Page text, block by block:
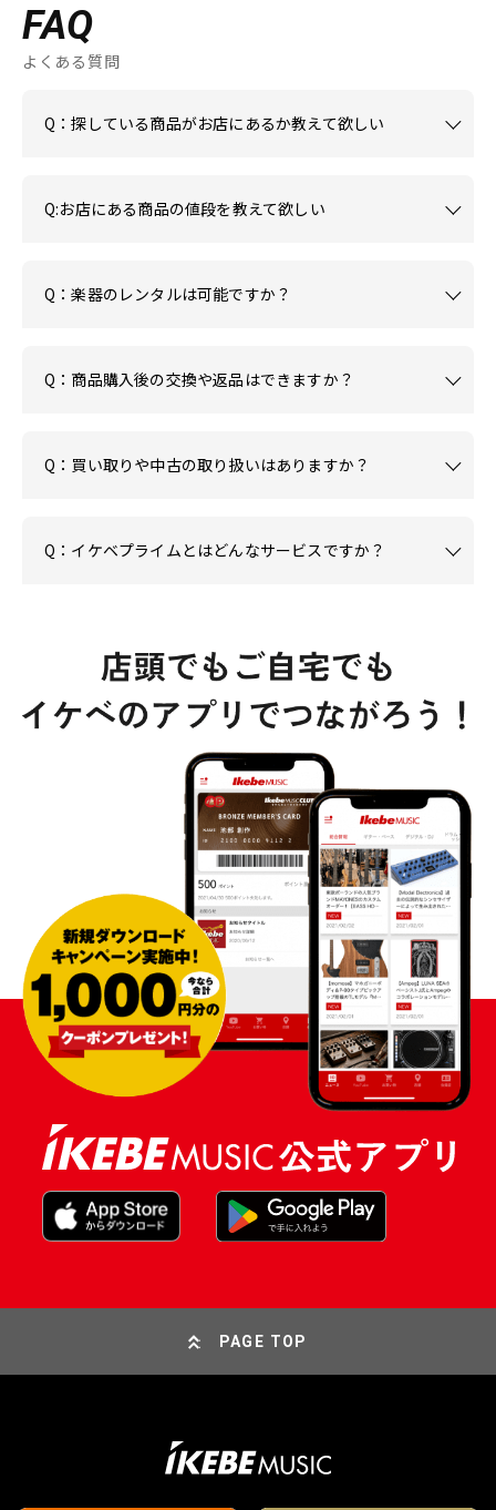
FAQ
よくある質問
Q：探している商品がお店にあるか教えて欲しい
Q:お店にある商品の値段を教えて欲しい
Q：楽器のレンタルは可能ですか？
Q：商品購入後の交換や返品はできますか？
Q：買い取りや中古の取り扱いはありますか？
Q：イケベプライムとはどんなサービスですか？
PAGE TOP